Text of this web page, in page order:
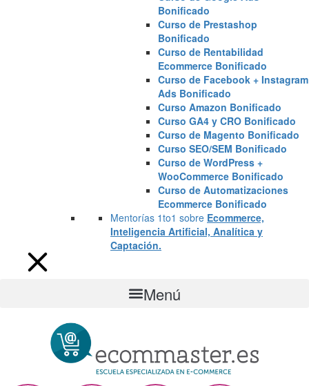
Bonificado
Curso de Prestashop
Bonificado
Curso de Rentabilidad
Ecommerce Bonificado
Curso de Facebook + Instagram
Ads Bonificado
Curso Amazon Bonificado
Curso GA4 y CRO Bonificado
Curso de Magento Bonificado
Curso SEO/SEM Bonificado
Curso de WordPress +
WooCommerce Bonificado
Curso de Automatizaciones
Ecommerce Bonificado
Mentorías 1to1 sobre Ecommerce,
Inteligencia Artificial, Analítica y
Captación.
Menú